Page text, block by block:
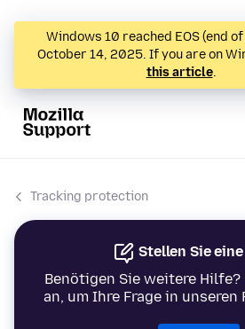
Windows 10 reached EOS (end
October 14, 2025. If you are on
this article.
Tracking protection
Stellen Sie eine
Benötigen Sie weitere Hilfe?
an, um Ihre Frage in unseren